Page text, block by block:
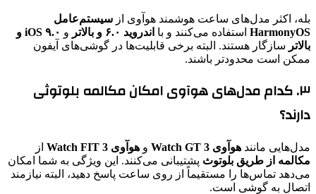
بله، اکثر مدل‌های ساعت هوشمند هوآوی از سیستم‌عامل
HarmonyOS استفاده می‌کنند و با اندروید ۶.۰ و بالاتر و
iOS ۹.۰ و
بالاتر سازگار هستند. البته برخی قابلیت‌ها در گوشی‌های آیفون
ممکن است محدودتر باشند.
۳. کدام مدل‌های هوآوی امکان مکالمه بلوتوثی
دارند؟
مدل‌هایی مانند هوآوی Watch GT 3 و هوآوی Watch FIT 3
از
مکالمه از طریق بلوتوث پشتیبانی می‌کنند. این ویژگی به شما امکان
می‌دهد تماس‌ها را مستقیماً از روی ساعت پاسخ دهید، البته نیازمند
اتصال به گوشی است.